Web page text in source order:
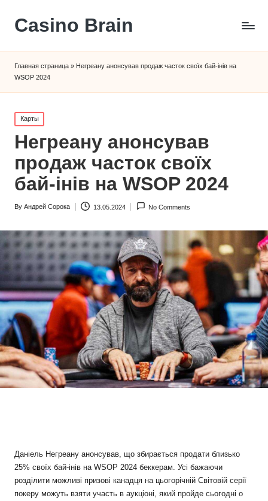
Сasino Brain
Главная страница » Негреану анонсував продаж часток своїх бай-інів на
WSOP 2024
Posted
in
Карты
Негреану анонсував
продаж часток своїх
бай-інів на WSOP 2024
Posted
By Андрей Сорока 13.05.2024 No Comments
Даніель Негреану анонсував, що збирається продати близько
25% своїх бай-інів на WSOP 2024 беккерам. Усі бажаючи
розділити можливі призові канадця на цьогорічній Світовій серії
покеру можуть взяти участь в аукціоні, який пройде сьогодні о